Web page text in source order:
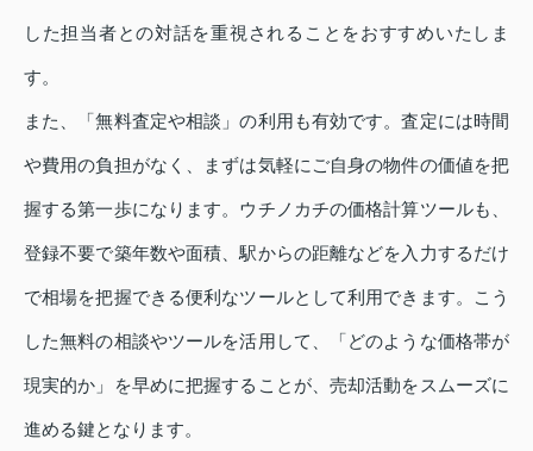
した担当者との対話を重視されることをおすすめいたしま
す。
また、「無料査定や相談」の利用も有効です。査定には時間
や費用の負担がなく、まずは気軽にご自身の物件の価値を把
握する第一歩になります。ウチノカチの価格計算ツールも、
登録不要で築年数や面積、駅からの距離などを入力するだけ
で相場を把握できる便利なツールとして利用できます。こう
した無料の相談やツールを活用して、「どのような価格帯が
現実的か」を早めに把握することが、売却活動をスムーズに
進める鍵となります。